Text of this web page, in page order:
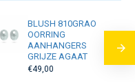
BLUSH 810GRAO
OORRING
AANHANGERS
GRIJZE AGAAT
€49,00